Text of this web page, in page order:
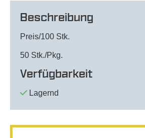
Beschreibung
Preis/100 Stk.
50 Stk./Pkg.
Verfügbarkeit
Lagernd